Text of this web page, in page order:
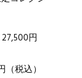
税込）